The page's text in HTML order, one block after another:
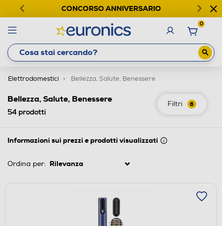
CONCORSO ANNIVERSARIO
0
Elettrodomestici Bellezza, Salute, Benessere
Filtri 6
Bellezza, Salute, Benessere
54prodotti
Informazioni sui prezzi e prodotti visualizzati
Ordina per: